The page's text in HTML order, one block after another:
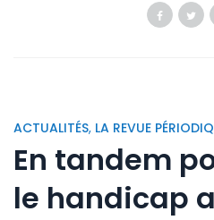
ACTUALITÉS, LA REVUE
En tandem
le handicap